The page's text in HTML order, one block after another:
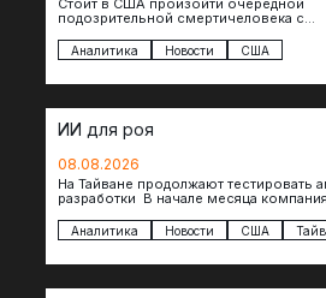
Стоит в США произойти очередной
подозрительной смертичеловека с
как официальные версии снова
оказываются удивительно похожими:
Аналитика Новости США
ИИ для роя
08.08.2026
На Тайване продолжают тестировать
разработки В начале месяца
Аналитика Новости США